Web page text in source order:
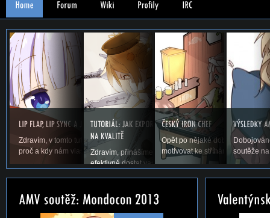
Zdravím, v tomto tutoriálu si povíme něco o lip flapu, co to je,
proč a kdy nám vlastně v AMV vadí a samozřejmě,...
Zdravím, přinášíme vám první tutoriál na téma, jak
efektivně dostat vaše AMV ze střihacího...
Opět po nějaké době vás vítáme
motivovat ke stříhání. Snad se
soutěže